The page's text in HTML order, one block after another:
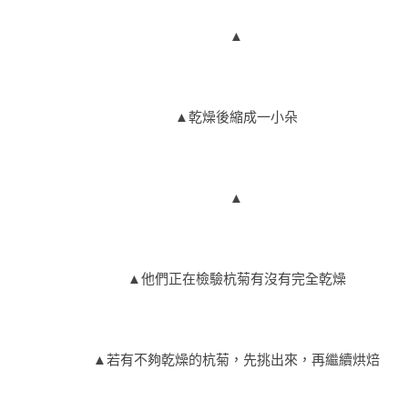
▲
▲乾燥後縮成一小朵
▲
▲他們正在檢驗杭菊有沒有完全乾燥
▲若有不夠乾燥的杭菊，先挑出來，再繼續烘焙